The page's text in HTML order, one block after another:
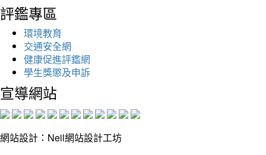
評鑑專區
環境教育
交通安全網
健康促進評鑑網
學生獎懲及申訴
宣導網站
網站設計：Neil網站設計工坊